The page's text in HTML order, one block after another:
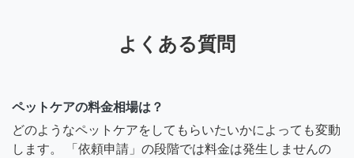
よくある質問
ペットケアの料金相場は？
どのようなペットケアをしてもらいたいかによっても変動
します。 「依頼申請」の段階では料金は発生しませんの